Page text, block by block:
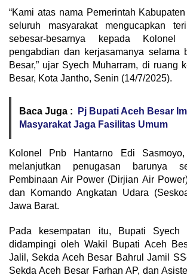
“Kami atas nama Pemerintah
seluruh masyarakat mengucapkan
sebesar-besarnya kepada Kolonel
pengabdian dan kerjasamanya selama
Besar,” ujar Syech Muharram, di ruang
Besar, Kota Jantho, Senin (14/7/2025).
Baca Juga :
Pj Bupati Aceh Besar
Masyarakat Jaga Fasilitas Umum
Kolonel Pnb Hantarno Edi
melanjutkan penugasan barunya
Pembinaan Air Power (Dirjian Air
dan Komando Angkatan Udara
Jawa Barat.
Pada kesempatan itu, Bupati Syech
didampingi oleh Wakil Bupati Aceh
Jalil, Sekda Aceh Besar Bahrul Jamil
Sekda Aceh Besar Farhan AP, dan